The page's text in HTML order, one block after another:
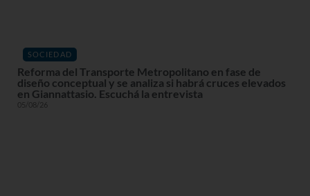
SOCIEDAD
Reforma del Transporte Metropolitano en fase de
diseño conceptual y se analiza si habrá cruces elevados
en Giannattasio. Escuchá la entrevista
05/08/26